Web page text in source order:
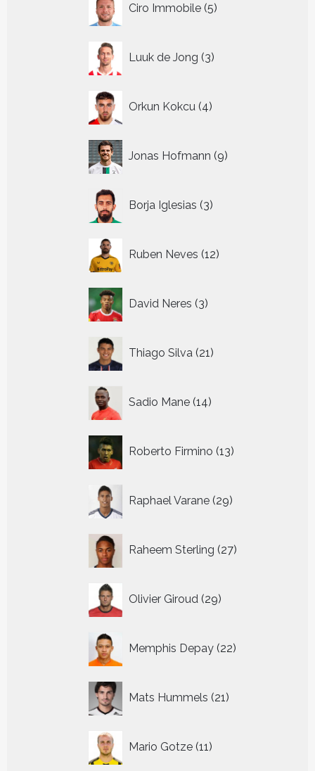
Ciro Immobile 5
producten
Luuk de Jong 3
producten
Orkun Kokcu 4
producten
Jonas Hofmann 9
producten
Borja Iglesias 3
producten
Ruben Neves 12
producten
David Neres 3
producten
Thiago Silva 21
producten
Sadio Mane 14
producten
Roberto Firmino 13
producten
Raphael Varane 29
producten
Raheem Sterling 27
producten
Olivier Giroud 29
producten
Memphis Depay 22
producten
Mats Hummels 21
producten
Mario Gotze 11
producten